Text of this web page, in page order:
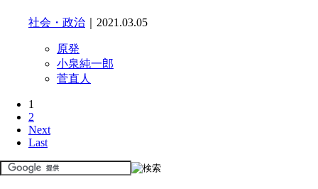
社会・政治 ｜2021.03.05
原発
小泉純一郎
菅直人
1
2
Next
Last